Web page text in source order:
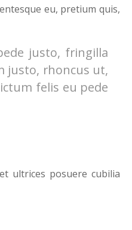
eu, pretium quis,
justo, fringilla
justo, rhoncus ut,
felis eu pede
ultrices posuere cubilia